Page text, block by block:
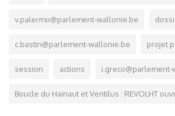
v.palermo@parlement-wallonie.be
c.bastin@parlement-wallonie.be projet
session actions
Boucle du Hainaut et Ventilus : REVOLHT